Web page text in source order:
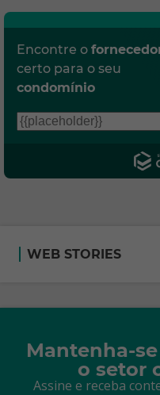
Encontre o
certo para o seu
condomínio
WEB STORIES
Mantenha-
o setor
Assine e receba